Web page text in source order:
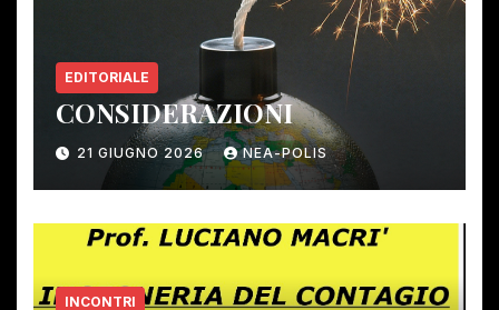
EDITORIALE
CONSIDERAZIONI
21 GIUGNO 2026 NEA-POLIS
INCONTRI